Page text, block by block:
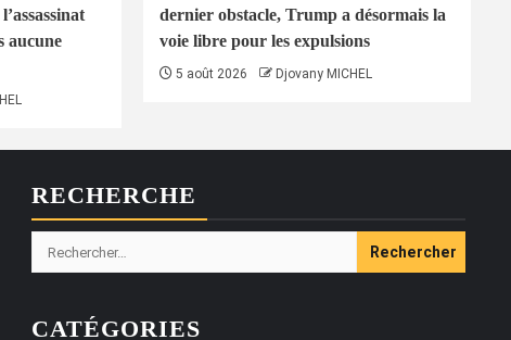
aucune
dernier obstacle, Trump a désormais la
voie libre pour les expulsions
5 août 2026 Djovany MICHEL
RECHERCHE
Rechercher :
CATÉGORIES